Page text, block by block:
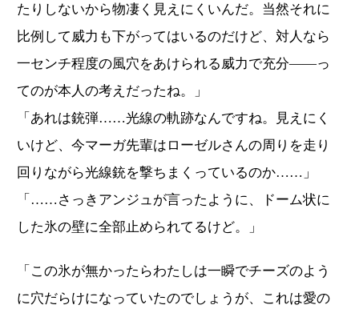
たりしないから物凄く見えにくいんだ。当然それに
比例して威力も下がってはいるのだけど、対人なら
一センチ程度の風穴をあけられる威力で充分――っ
てのが本人の考えだったね。」
「あれは銃弾……光線の軌跡なんですね。見えにく
いけど、今マーガ先輩はローゼルさんの周りを走り
回りながら光線銃を撃ちまくっているのか……」
「……さっきアンジュが言ったように、ドーム状に
した氷の壁に全部止められてるけど。」
「この氷が無かったらわたしは一瞬でチーズのよう
に穴だらけになっていたのでしょうが、これは愛の